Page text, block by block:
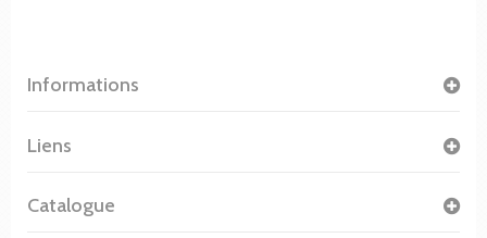
Informations
Liens
Catalogue